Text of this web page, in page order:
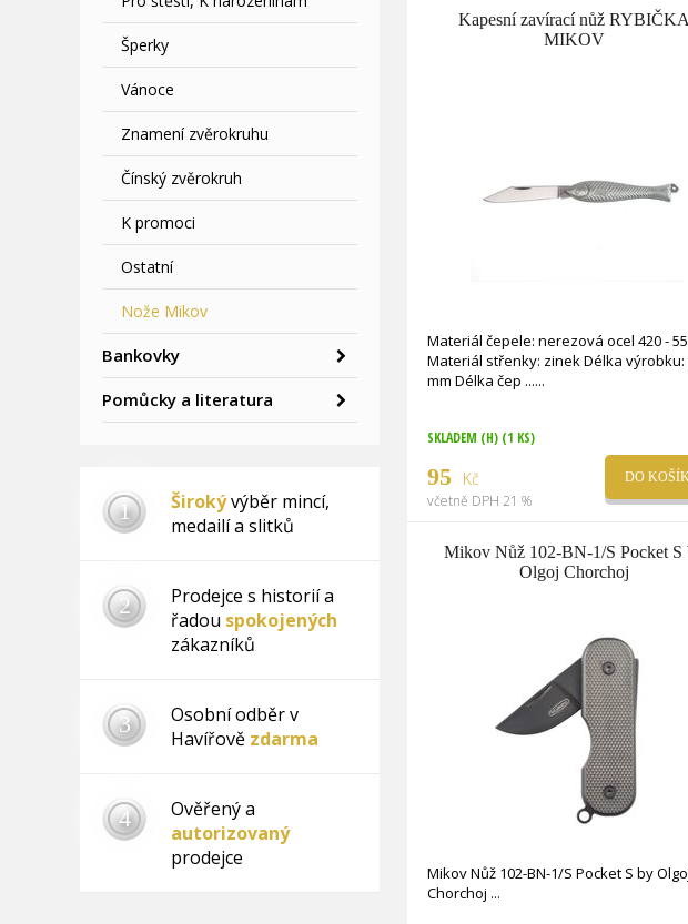
Šperky
Vánoce
Znamení zvěrokruhu
Čínský zvěrokruh
K promoci
Ostatní
Nože Mikov
Bankovky
Pomůcky a literatura
1 Širokývýběr mincí,
medailí a slitků
2
Prodejce s historií a
řadou spokojených
zákazníků
3
Osobní odběr v
Havířově zdarma
4
Ověřený a
autorizovaný
prodejce
Kapesní zavírací nůž RYBIČKA
MIKOV
Materiál čepele: nerezová ocel 420 -
Materiál střenky: zinek Délka výrobku:
mm Délka čep ...
SKLADEM (H) (1 KS)
95 Kč
včetně DPH 21 %
DO
Mikov Nůž 102-BN-1/S Pocket S
Olgoj Chorchoj
Mikov Nůž 102-BN-1/S Pocket S by
Chorchoj